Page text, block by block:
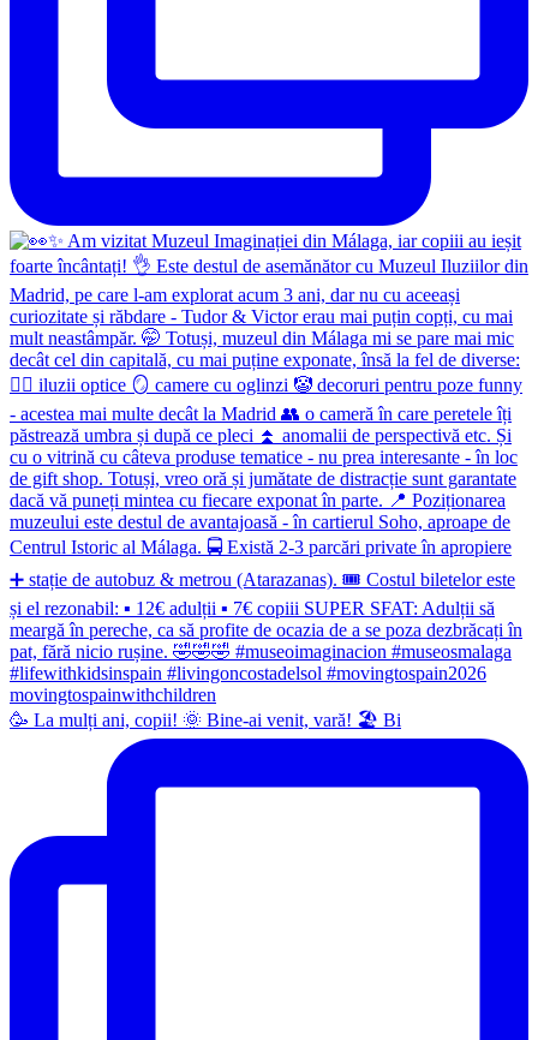
🥳 La mulți ani, copii! 🌞 Bine-ai venit, vară! 🏖 Bi